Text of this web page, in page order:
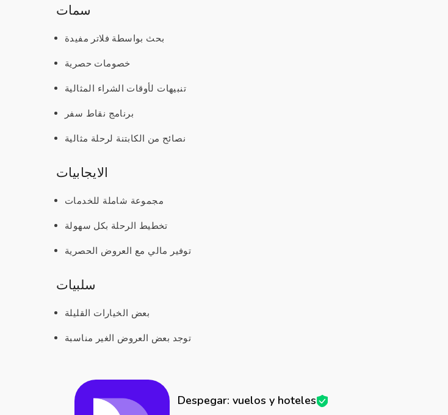
سمات
بحث بواسطة فلاتر مفيدة
خصومات حصرية
تنبيهات لأوقات الشراء المثالية
برنامج نقاط سفر
نصائح من الكابتنة لرحلة مثالية
الايجابيات
مجموعة شاملة للخدمات
تخطيط الرحلة بكل سهولة
توفير مالي مع العروض الحصرية
سلبيات
بعض الخيارات القليلة
توجد بعض العروض الغير مناسبة
Despegar: vuelos y hoteles